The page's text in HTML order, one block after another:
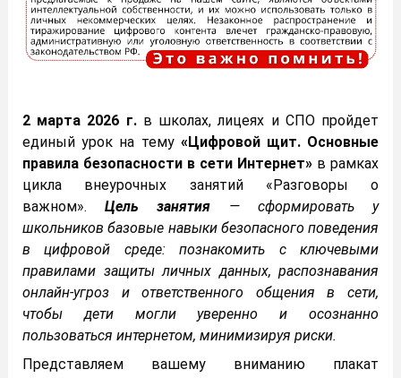
2 марта 2026 г.в школах, лицеях и СПО пройдет
единый урок на тему «Цифровой щит. Основные
правила безопасности в сети Интернет» в рамках
цикла внеурочных занятий «Разговоры о
важном».Цель занятия — сформировать у
школьников базовые навыки безопасного поведения
в цифровой среде: познакомить с ключевыми
правилами защиты личных данных, распознавания
онлайн‑угроз и ответственного общения в сети,
чтобы дети могли уверенно и осознанно
пользоваться интернетом, минимизируя риски.
Представляем вашему вниманию плакат